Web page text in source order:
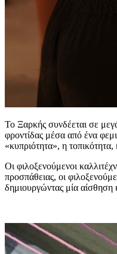
Το Ξαρκής συνδέεται σε
φροντίδας μέσα από ένα
«κυπριότητα», η
Οι φιλοξενούμενοι
προσπάθειας, οι
δημιουργώντας μία αίσθηση